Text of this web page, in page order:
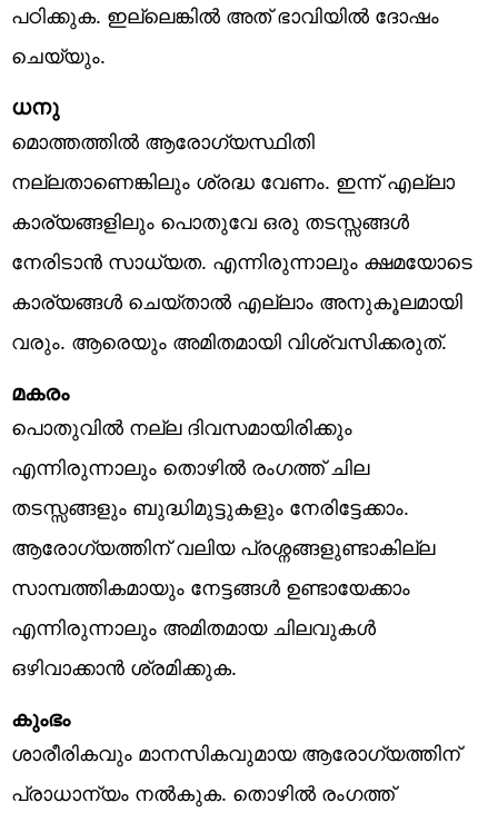
പഠിക്കുക. ഇല്ലെങ്കിൽ അത് ഭാവിയിൽ ദോഷം
ചെയ്യും.
ധനു
മൊത്തത്തിൽ ആരോഗ്യസ്ഥിതി
നല്ലതാണെങ്കിലും ശ്രദ്ധ വേണം. ഇന്ന് എല്ലാ
കാര്യങ്ങളിലും പൊതുവേ ഒരു തടസ്സങ്ങൾ
നേരിടാൻ സാധ്യത. എന്നിരുന്നാലും ക്ഷമയോടെ
കാര്യങ്ങൾ ചെയ്താൽ എല്ലാം അനുകൂലമായി
വരും. ആരെയും അമിതമായി വിശ്വസിക്കരുത്.
മകരം
പൊതുവിൽ നല്ല ദിവസമായിരിക്കും
എന്നിരുന്നാലും തൊഴിൽ രംഗത്ത് ചില
തടസ്സങ്ങളും ബുദ്ധിമുട്ടുകളും നേരിട്ടേക്കാം.
ആരോഗ്യത്തിന് വലിയ പ്രശ്നങ്ങളുണ്ടാകില്ല
സാമ്പത്തികമായും നേട്ടങ്ങൾ ഉണ്ടായേക്കാം
എന്നിരുന്നാലും അമിതമായ ചിലവുകൾ
ഒഴിവാക്കാൻ ശ്രമിക്കുക.
കുംഭം
ശാരീരികവും മാനസികവുമായ ആരോഗ്യത്തിന്
പ്രാധാന്യം നൽകുക. തൊഴിൽ രംഗത്ത്